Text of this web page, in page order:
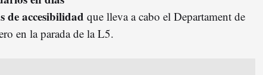
de accesibilidad que lleva a cabo el Departament de
en la parada de la L5.